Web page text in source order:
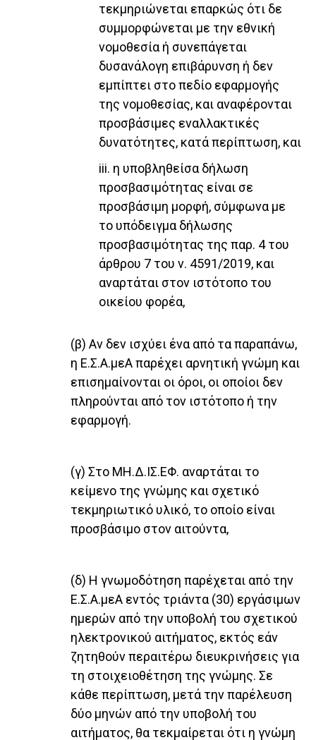
τεκμηριώνεται επαρκώς ότι δε
συμμορφώνεται με την εθνική
νομοθεσία ή συνεπάγεται
δυσανάλογη επιβάρυνση ή δεν
εμπίπτει στο πεδίο εφαρμογής
της νομοθεσίας, και αναφέρονται
προσβάσιμες εναλλακτικές
δυνατότητες, κατά περίπτωση, και
iii. η υποβληθείσα δήλωση
προσβασιμότητας είναι σε
προσβάσιμη μορφή, σύμφωνα με
το υπόδειγμα δήλωσης
προσβασιμότητας της παρ. 4 του
άρθρου 7 του ν. 4591/2019, και
αναρτάται στον ιστότοπο του
οικείου φορέα,
(β) Αν δεν ισχύει ένα από τα παραπάνω,
η Ε.Σ.Α.μεΑ παρέχει αρνητική γνώμη και
επισημαίνονται οι όροι, οι οποίοι δεν
πληρούνται από τον ιστότοπο ή την
εφαρμογή.
(γ) Στο ΜΗ.Δ.ΙΣ.ΕΦ. αναρτάται το
κείμενο της γνώμης και σχετικό
τεκμηριωτικό υλικό, το οποίο είναι
προσβάσιμο στον αιτούντα,
(δ) Η γνωμοδότηση παρέχεται από την
Ε.Σ.Α.μεΑ εντός τριάντα (30) εργάσιμων
ημερών από την υποβολή του σχετικού
ηλεκτρονικού αιτήματος, εκτός εάν
ζητηθούν περαιτέρω διευκρινήσεις για
τη στοιχειοθέτηση της γνώμης. Σε
κάθε περίπτωση, μετά την παρέλευση
δύο μηνών από την υποβολή του
αιτήματος, θα τεκμαίρεται ότι η γνώμη